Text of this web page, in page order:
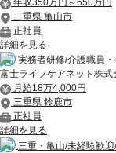
年収350万円～650万円
三重県 亀山市
正社員
詳細を見る
実務者研修/介護職員
富士ライフケアネット株
月給18万4,000円
三重県 鈴鹿市
正社員
詳細を見る
三重・亀山/未経験歓